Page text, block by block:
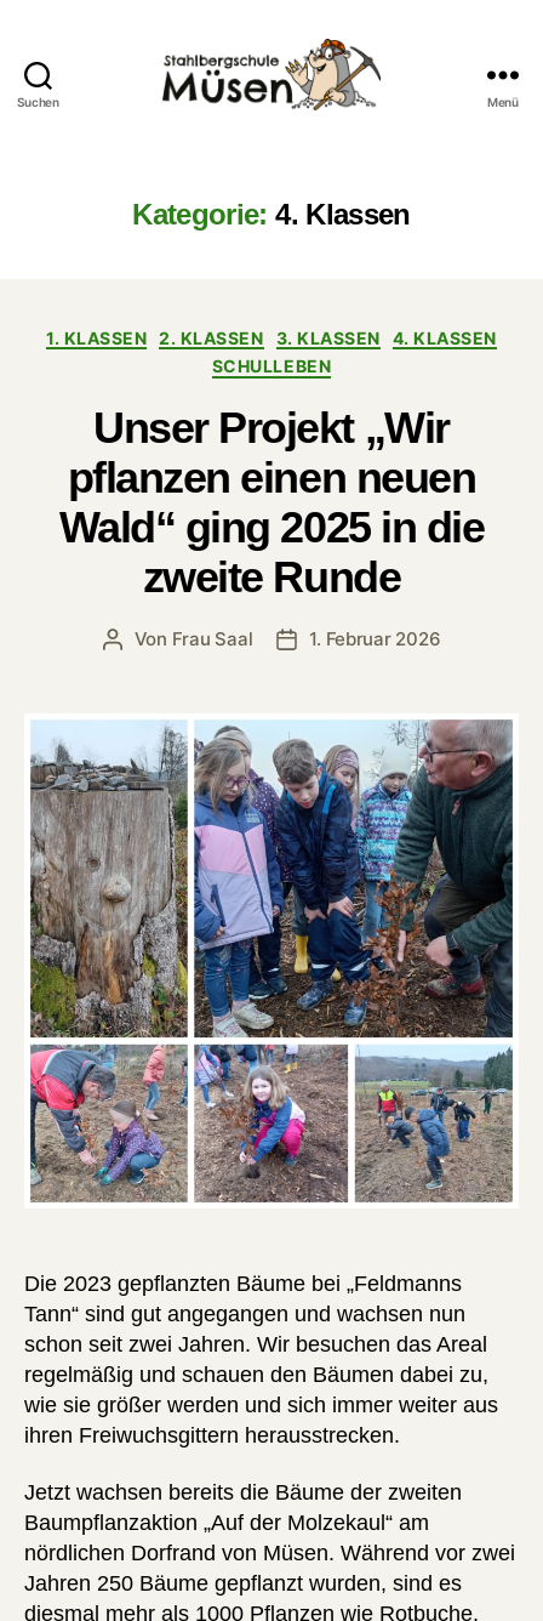
Suchen Menü
Kategorie: 4. Klassen
Kategorien
1. KLASSEN 2. KLASSEN 3. KLASSEN
4. KLASSEN
SCHULLEBEN
Unser Projekt „Wir
pflanzen einen neuen
Wald“ ging 2025 in die
zweite Runde
Beitragsautor
Von Frau Saal Veröffentlichungsdatum
1. Februar 2026
Die 2023 gepflanzten Bäume bei „Feldmanns
Tann“ sind gut angegangen und wachsen nun
schon seit zwei Jahren. Wir besuchen das Areal
regelmäßig und schauen den Bäumen dabei zu,
wie sie größer werden und sich immer weiter aus
ihren Freiwuchsgittern herausstrecken.
Jetzt wachsen bereits die Bäume der zweiten
Baumpflanzaktion „Auf der Molzekaul“ am
nördlichen Dorfrand von Müsen. Während vor zwei
Jahren 250 Bäume gepflanzt wurden, sind es
diesmal mehr als 1000 Pflanzen wie Rotbuche,